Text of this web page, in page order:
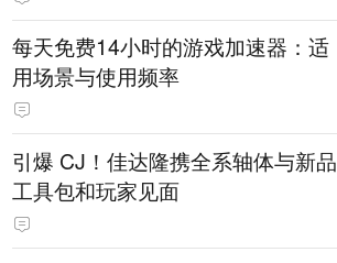
每天免费14小时的游戏加速器：适
用场景与使用频率
引爆 CJ！佳达隆携全系轴体与新品
工具包和玩家见面